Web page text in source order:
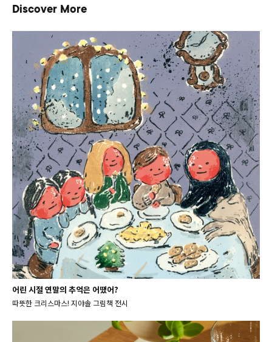
Discover More
어린 시절 연말의 추억은 어땠어?
따뜻한 크리스마스! 지야솔 그림책 전시